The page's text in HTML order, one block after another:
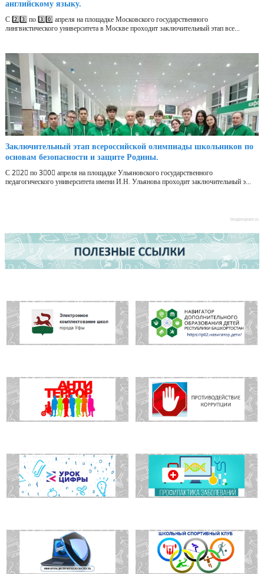
английскому языку.
С 2️⃣3️⃣ по 3️⃣0️⃣ апреля на площадке Московского государственного
лингвистического университета в Москве проходит заключительный этап все...
Заключительный этап всероссийской олимпиады школьников по
основам безопасности и защите Родины.
С 2⃣2⃣ по 3⃣0⃣ апреля на площадке Ульяновского государственного
педагогического университета имени И.Н. Ульянова проходит заключительный э...
blogprogram.ru